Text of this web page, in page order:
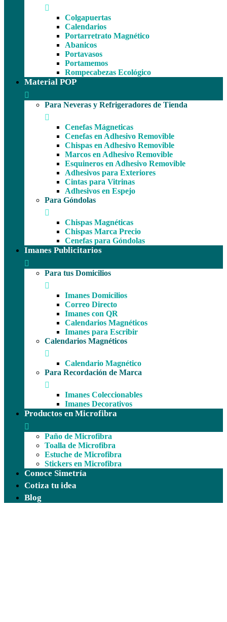
Colgapuertas
Calendarios
Portarretrato Magnético
Abanicos
Portavasos
Portamemos
Rompecabezas Ecológico
Material POP
Para Neveras y Refrigeradores de Tienda
Cenefas Mágneticas
Cenefas en Adhesivo Removible
Chispas en Adhesivo Removible
Marcos en Adhesivo Removible
Esquineros en Adhesivo Removible
Adhesivos para Exteriores
Cintas para Vitrinas
Adhesivos en Espejo
Para Góndolas
Chispas Magnéticas
Chispas Marca Precio
Cenefas para Góndolas
Imanes Publicitarios
Para tus Domicilios
Imanes Domicilios
Correo Directo
Imanes con QR
Calendarios Magnéticos
Imanes para Escribir
Calendarios Magnéticos
Calendario Magnético
Para Recordación de Marca
Imanes Coleccionables
Imanes Decorativos
Productos en Microfibra
Paño de Microfibra
Toalla de Microfibra
Estuche de Microfibra
Stickers en Microfibra
Conoce Simetría
Cotiza tu idea
Blog